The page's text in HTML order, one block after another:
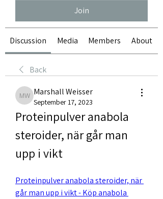
Join
Discussion Media Members About
Back
Marshall Weisser
Marshall Weisser
September 17, 2023
Proteinpulver anabola
steroider, när går man
upp i vikt
Proteinpulver anabola steroider, när
går man upp i vikt - Köp anabola